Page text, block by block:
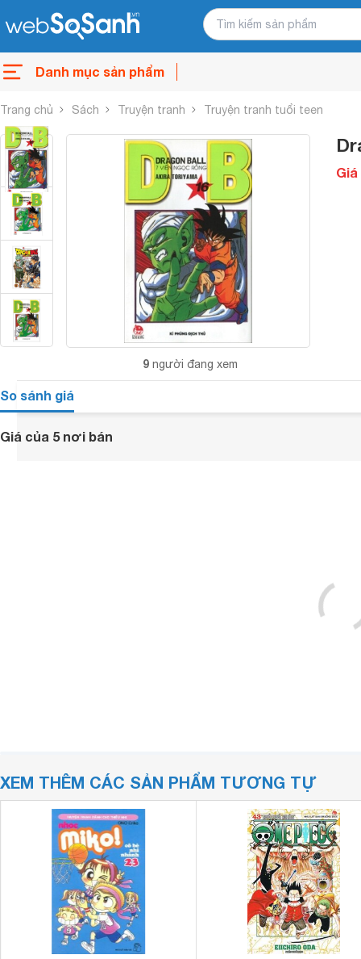
Danh mục sản phẩm
Trang chủ Sách Truyện tranh Truyện tranh tuổi teen
9 người đang xem
So sánh giá
Giá của 5 nơi bán
XEM THÊM CÁC SẢN PHẨM TƯƠNG TỰ